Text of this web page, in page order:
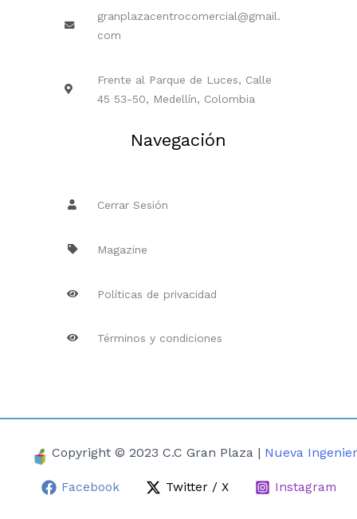
granplazacentrocomercial@gmail.
com
Frente al Parque de Luces, Calle
45 53-50, Medellín, Colombia
Navegación
Cerrar Sesión
Magazine
Políticas de privacidad
Términos y condiciones
Copyright © 2023 C.C Gran Plaza | Nueva
Facebook Twitter / X Instagram